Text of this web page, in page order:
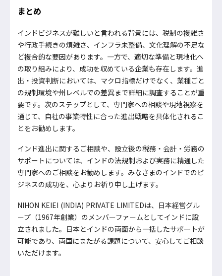
まとめ
インドビジネスが難しいと言われる背景には、税制の複雑さ
や行政手続きの煩雑さ、インフラ未整備、文化理解の不足な
ど複合的な要因があります。一方で、適切な準備と現地化へ
の取り組みにより、成功を収めている企業も存在します。進
出・投資判断においては、マクロ指標だけでなく、業種ごと
の規制環境や州レベルでの差異まで詳細に調査することが重
要です。次のステップとして、専門家への相談や現地視察を
通じて、自社の事業特性に合った進出戦略を具体化されるこ
とをお勧めします。
インド進出に関するご相談や、設立後の税務・会計・労務の
サポートについては、インドの法規制および実務に精通した
専門家へのご相談をお勧めします。みなさまのインドでのビ
ジネスの成功を、心よりお祈り申し上げます。
NIHON KEIEI (INDIA) PRIVATE LIMITEDは、日本経営グル
ープ（1967年創業）のメンバーファームとしてインドに設
立されました。日本とインドの両面から一括したサポートが
可能であり、両国にまたがる課題について、安心してご相談
いただけます。